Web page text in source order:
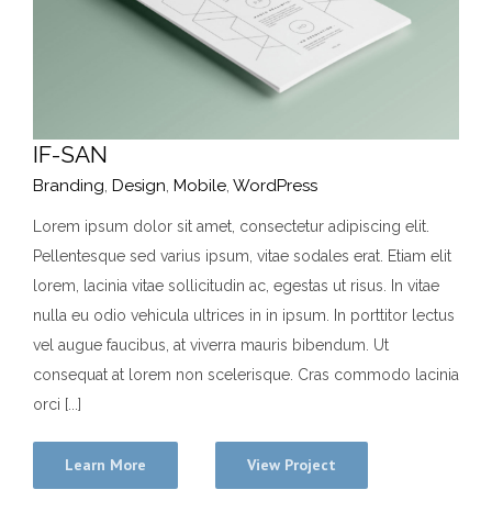
IF-SAN
Branding, Design, Mobile, WordPress
Lorem ipsum dolor sit amet, consectetur adipiscing elit.
Pellentesque sed varius ipsum, vitae sodales erat. Etiam elit
lorem, lacinia vitae sollicitudin ac, egestas ut risus. In vitae
nulla eu odio vehicula ultrices in in ipsum. In porttitor lectus
vel augue faucibus, at viverra mauris bibendum. Ut
consequat at lorem non scelerisque. Cras commodo lacinia
orci [...]
Learn More View Project